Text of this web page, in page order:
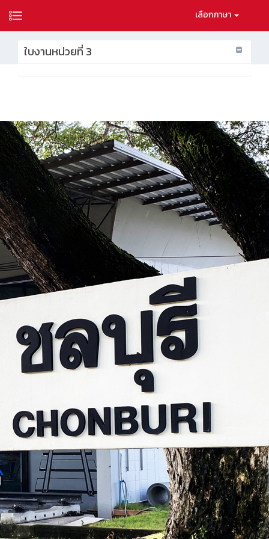
เลือกภาษา
ใบงานหน่วยที่ 3